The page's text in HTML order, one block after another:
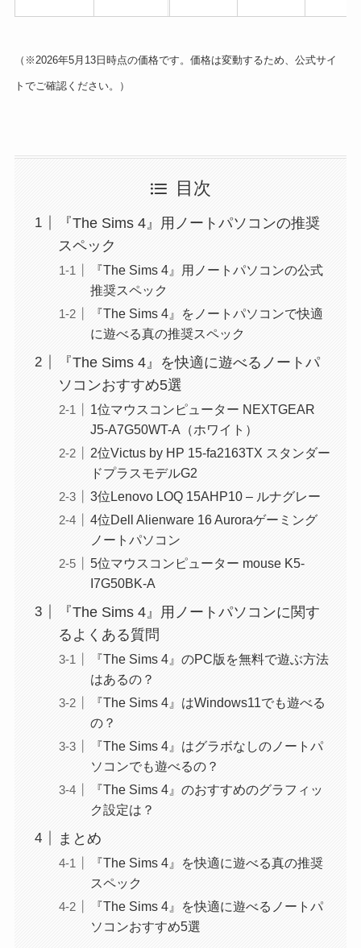
（※2026年5月13日時点の価格です。価格は変動するため、公式サイ
トでご確認ください。）
目次
『The Sims 4』用ノートパソコンの推奨
スペック
『The Sims 4』用ノートパソコンの公式
推奨スペック
『The Sims 4』をノートパソコンで快適
に遊べる真の推奨スペック
『The Sims 4』を快適に遊べるノートパ
ソコンおすすめ5選
1位マウスコンピューター NEXTGEAR
J5-A7G50WT-A（ホワイト）
2位Victus by HP 15-fa2163TX スタンダー
ドプラスモデルG2
3位Lenovo LOQ 15AHP10 – ルナグレー
4位Dell Alienware 16 Auroraゲーミング
ノートパソコン
5位マウスコンピューター mouse K5-
I7G50BK-A
『The Sims 4』用ノートパソコンに関す
るよくある質問
『The Sims 4』のPC版を無料で遊ぶ方法
はあるの？
『The Sims 4』はWindows11でも遊べる
の？
『The Sims 4』はグラボなしのノートパ
ソコンでも遊べるの？
『The Sims 4』のおすすめのグラフィッ
ク設定は？
まとめ
『The Sims 4』を快適に遊べる真の推奨
スペック
『The Sims 4』を快適に遊べるノートパ
ソコンおすすめ5選